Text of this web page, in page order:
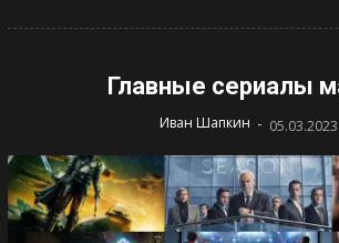
Главные сериалы
Иван Шапкин - 05.03.2023